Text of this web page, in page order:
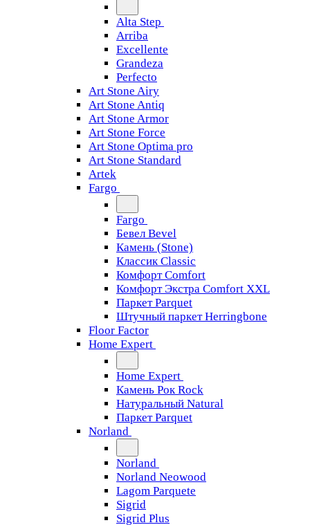
Alta Step
Arriba
Excellente
Grandeza
Perfecto
Art Stone Airy
Art Stone Antiq
Art Stone Armor
Art Stone Force
Art Stone Optima pro
Art Stone Standard
Artek
Fargo
Fargo
Бевел Bevel
Камень (Stone)
Классик Classic
Комфорт Comfort
Комфорт Экстра Comfort XXL
Паркет Parquet
Штучный паркет Herringbone
Floor Factor
Home Expert
Home Expert
Камень Рок Rock
Натуральный Natural
Паркет Parquet
Norland
Norland
Norland Neowood
Lagom Parquete
Sigrid
Sigrid Plus